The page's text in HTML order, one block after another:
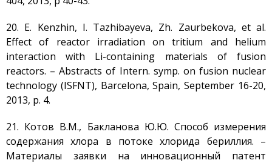
20. E. Kenzhin, I. Tazhibayeva, Zh. Zaurbekova, et al.
Effect of reactor irradiation on tritium and helium
interaction with Li-containing materials of fusion
reactors. – Abstracts of Intern. symp. on fusion nuclear
technology (ISFNT), Barcelona, Spain, September 16-20,
2013, p. 4.
21. Котов В.М., Бакланова Ю.Ю. Способ измерения
содержания хлора в потоке хлорида бериллия. –
Материалы заявки на инновационный патент